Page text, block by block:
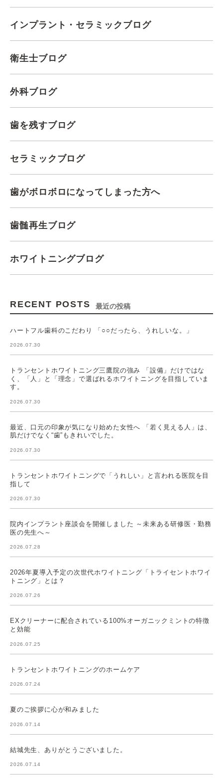
インプラント・セラミックブログ
衛生士ブログ
外科ブログ
歯を残すブログ
セラミックブログ
歯がボロボロになってしまった方へ
歯髄再生ブログ
ホワイトニングブログ
RECENT POSTS 最近の投稿
ハートフル歯科のこだわり 「○○だったら、うれしいな。」
2026.07.30
トランセントホワイトニング三鷹院の強み 「設備」だけではな
く、「人」と「理念」で選ばれるホワイトニングを目指していま
す。
2026.07.30
最近、口元の印象が気になり始めた女性へ 「若く見える人」は、
肌だけでなく“歯”もきれいでした。
2026.07.30
トランセントホワイトニングで「うれしい」と言われる医院を目
指して
2026.07.30
院内インプラント座談会を開催しました ～未来ある研修医・勤務
医の先生へ～
2026.07.28
2026年夏導入予定の次世代ホワイトニング「トライセントホワイ
トニング」とは？
2026.07.26
EXクリーナーに配合されている100%オーガニックミントの特徴
と効能
2026.07.25
トランセントホワイトニングのホームケア
2026.07.24
夏のご挨拶に心が和みました
2026.07.14
結城先生、ありがとうございました。
2026.07.14